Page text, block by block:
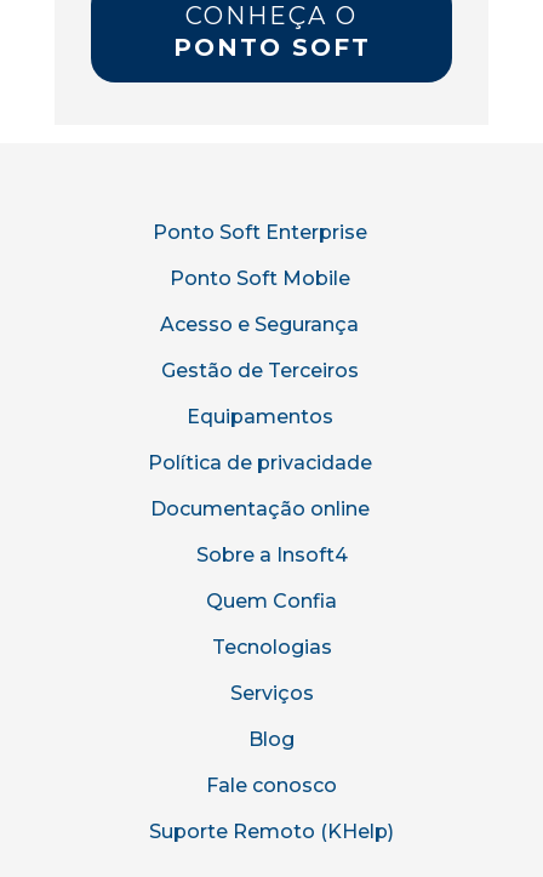
CONHEÇA O
PONTO SOFT
Ponto Soft Enterprise
Ponto Soft Mobile
Acesso e Segurança
Gestão de Terceiros
Equipamentos
Política de privacidade
Documentação online
Sobre a Insoft4
Quem Confia
Tecnologias
Serviços
Blog
Fale conosco
Suporte Remoto (KHelp)